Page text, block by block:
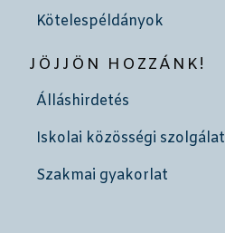
Kötelespéldányok
JÖJJÖN HOZZÁNK!
Álláshirdetés
Iskolai közösségi szolgálat
Szakmai gyakorlat